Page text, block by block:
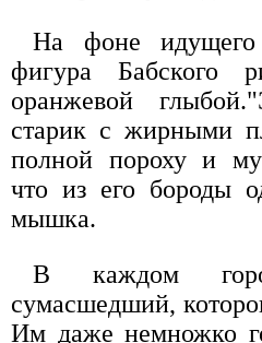
На фоне идущего
фигура Бабского
оранжевой
старик с жирными
полной пороху и
что из его бороды
мышка.
В каждом
сумасшедший,
Им даже немножко